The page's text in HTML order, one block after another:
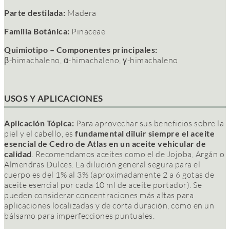
Parte destilada: Madera
Familia Botánica: Pinaceae
Quimiotipo – Componentes principales:
β-himachaleno, α-himachaleno, γ-himachaleno
USOS Y APLICACIONES
Aplicación Tópica: Para aprovechar sus beneficios sobre la
piel y el cabello, es fundamental diluir siempre el aceite
esencial de Cedro de Atlas en un aceite vehicular de
calidad. Recomendamos aceites como el de Jojoba, Argán o
Almendras Dulces. La dilución general segura para el
cuerpo es del 1% al 3% (aproximadamente 2 a 6 gotas de
aceite esencial por cada 10 ml de aceite portador). Se
pueden considerar concentraciones más altas para
aplicaciones localizadas y de corta duración, como en un
bálsamo para imperfecciones puntuales.